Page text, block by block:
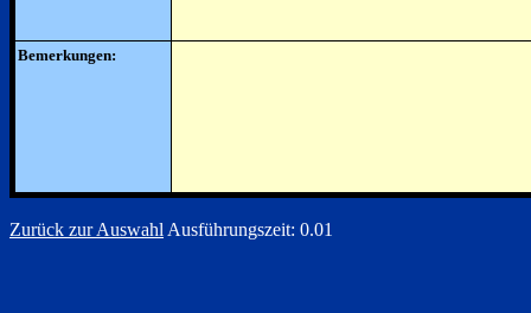
Bemerkungen:
Zurück zur Auswahl Ausführungszeit: 0.01